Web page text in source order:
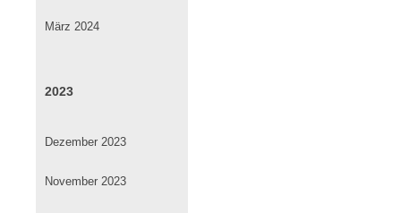
März 2024
2023
Dezember 2023
November 2023